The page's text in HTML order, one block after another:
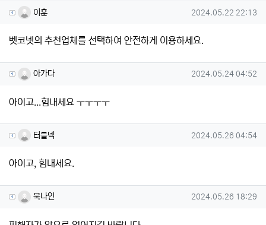
이훈님의 댓글
이훈 작성일
2024.05.22 22:13
벳코넷의 추천업체를 선택하여 안전하게 이용하세요.
아가다님의 댓글
아가다 작성일
2024.05.24 04:52
아이고...힘내세요 ㅜㅜㅜㅜ
터틀넥님의 댓글
터틀넥 작성일
2024.05.26 04:54
아이고, 힘내세요.
북나인님의 댓글
북나인 작성일
2024.05.26 18:29